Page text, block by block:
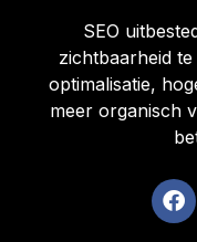
SEO
zichtbaarheid
optimalisatie,
meer organisch